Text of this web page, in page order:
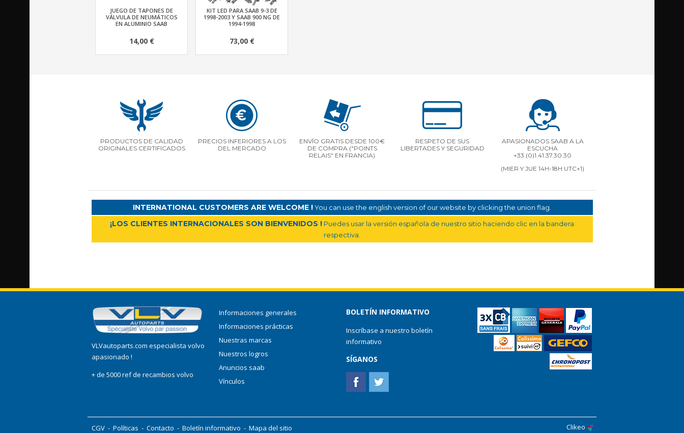
JUEGO DE TAPONES DE
VÁLVULA DE NEUMÁTICOS
EN ALUMINIO SAAB
14,00 €
KIT LED PARA SAAB 9-3 DE
1998-2003 Y SAAB 900 NG DE
1994-1998
73,00 €
PRODUCTOS DE CALIDAD
ORIGINALES CERTIFICADOS
PRECIOS INFERIORES A LOS
DEL MERCADO
ENVÍO GRATIS DESDE 100€
DE COMPRA ("POINTS
RELAIS" EN FRANCIA)
RESPETO DE SUS
LIBERTADES Y SEGURIDAD
APASIONADOS SAAB A LA
ESCUCHA
+33 (0)1.41.37.30.30
(MIER Y JUE 14H-18H UTC+1)
INTERNATIONAL CUSTOMERS ARE WELCOME !You can use the english version of our website by clicking the union flag.
¡LOS CLIENTES INTERNACIONALES SON BIENVENIDOS ! Puedes usar la versión española de nuestro sitio haciendo clic en la bandera
respectiva.
VLVautoparts.com especialista volvo
apasionado !
+ de 5000 ref de recambios volvo
Informaciones generales
Informaciones prácticas
Nuestras marcas
Nuestros logros
Anuncios saab
Vínculos
BOLETÍN INFORMATIVO
Inscríbase a nuestro boletín
informativo
SÍGANOS
CGV- Políticas - Contacto - Boletín informativo - Mapa del sitio Clikeo